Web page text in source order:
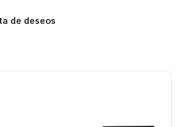
de deseos